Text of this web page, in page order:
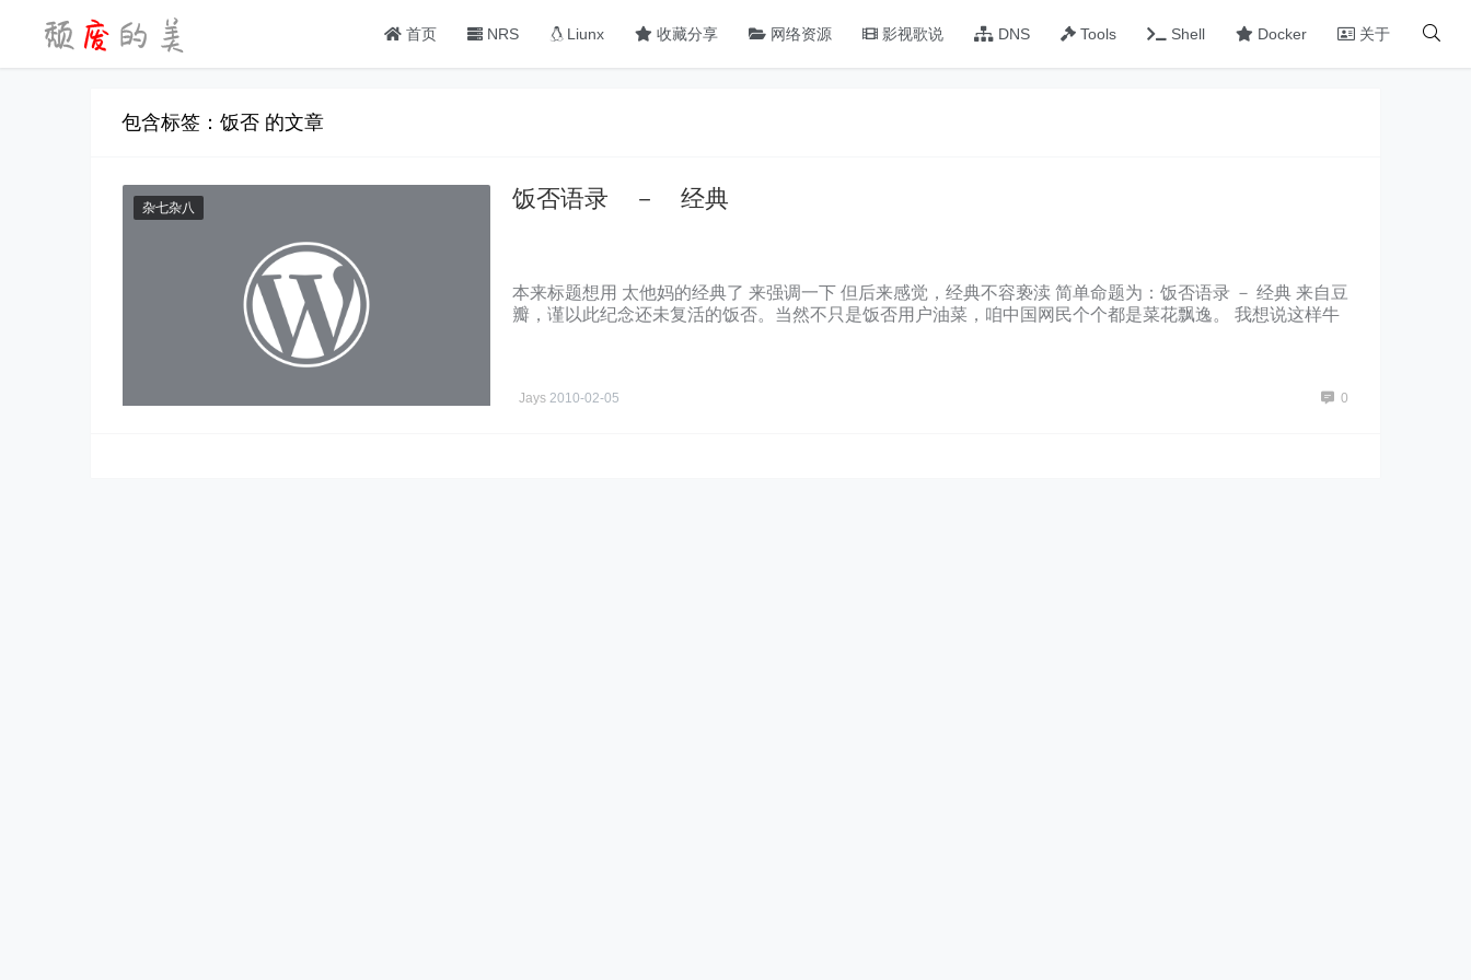
首页 NRS Liunx 收藏分享 网络资源 影视歌说 DNS Tools Shell Docker 关于
包含标签：饭否 的文章
杂七杂八 饭否语录 － 经典
本来标题想用 太他妈的经典了 来强调一下 但后来感觉，经典不容亵渎 简单命题为：饭否语录 － 经典 来自豆
瓣，谨以此纪念还未复活的饭否。当然不只是饭否用户油菜，咱中国网民个个都是菜花飘逸。 我想说这样牛
贵的电脑都不行。 ……
Jays 2010-02-05 0